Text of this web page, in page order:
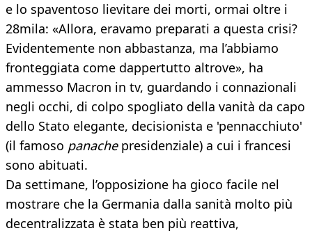
e lo spaventoso lievitare dei morti, ormai oltre i
28mila: «Allora, eravamo preparati a questa crisi?
Evidentemente non abbastanza, ma l’abbiamo
fronteggiata come dappertutto altrove», ha
ammesso Macron in tv, guardando i connazionali
negli occhi, di colpo spogliato della vanità da capo
dello Stato elegante, decisionista e 'pennacchiuto'
(il famoso panachepresidenziale) a cui i francesi
sono abituati.
Da settimane, l’opposizione ha gioco facile nel
mostrare che la Germania dalla sanità molto più
decentralizzata è stata ben più reattiva,